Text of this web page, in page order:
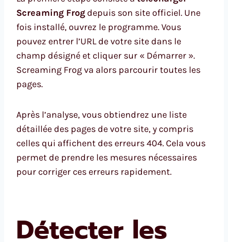
Screaming Frog depuis son site officiel. Une
fois installé, ouvrez le programme. Vous
pouvez entrer l’URL de votre site dans le
champ désigné et cliquer sur « Démarrer ».
Screaming Frog va alors parcourir toutes les
pages.
Après l’analyse, vous obtiendrez une liste
détaillée des pages de votre site, y compris
celles qui affichent des erreurs 404. Cela vous
permet de prendre les mesures nécessaires
pour corriger ces erreurs rapidement.
Détecter les